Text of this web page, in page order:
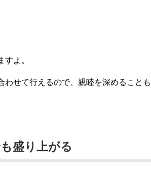
よ。
せて行えるので、親睦を深めることも
盛り上がる